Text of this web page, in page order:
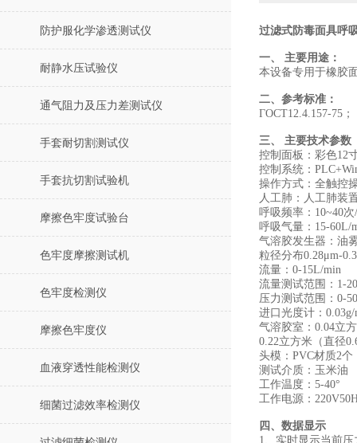
防护服化学渗透测试仪
耐静水压试验仪
通气阻力及压力差测试仪
手套耐切割测试仪
手套抗切割试验机
摩擦色牢度试验台
色牢度摩擦测试机
色牢度检测仪
摩擦色牢度仪
血液穿透性能检测仪
细菌过滤效率检测仪
过滤式防毒面具呼
一、 主要用途：
本设备专用于橡胶
二、参考标准：
ГOCT12.4.157-75；
三、 主要技术参数
控制面板：彩色12
控制系统：
操作方式：全触控
人工肺：人工肺装
呼吸频率：10~40
呼吸气量：15-60L/
气溶胶发生器：油
粒径分布0.28μm-
流量：0-15L/min
流量测试范围：1-
压力测试范围：0-
进口光度计：0.03g/
气溶胶室：0.04立
0.22立方米（直径
头模：PVC材质2个
测试介质：玉米油
工作温度：5-40°
工作电源：
四、数据显示
1、实时显示当前